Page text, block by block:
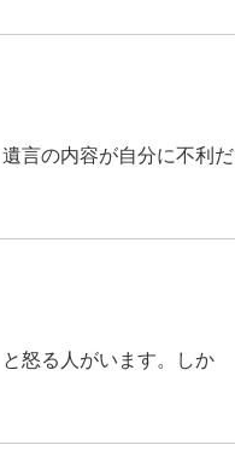
言の内容が自分に不利だ
怒る人がいます。しか